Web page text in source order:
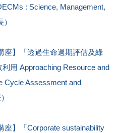
: Science, Management,
座】「透過生命週期評估及綠
用 Approaching Resource and
Cycle Assessment and
座】「Corporate sustainability